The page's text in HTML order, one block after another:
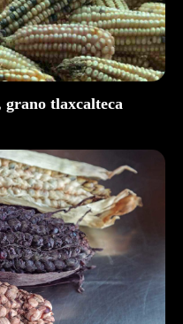
grano tlaxcalteca